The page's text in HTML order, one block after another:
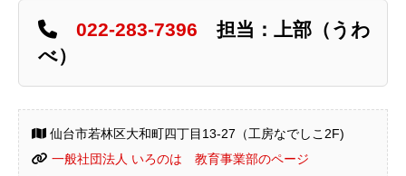
022-283-7396 担当：上部（うわ
べ）
仙台市若林区大和町四丁目13-27（工房なでしこ2F)
一般社団法人 いろのは 教育事業部のページ